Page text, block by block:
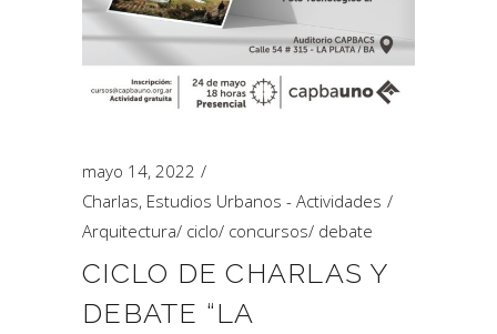
mayo 14, 2022
Charlas, Estudios Urbanos - Actividades
Arquitectura/ ciclo/ concursos/ debate
CICLO DE CHARLAS Y
DEBATE “LA